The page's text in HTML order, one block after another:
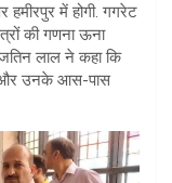
में होगी. गगरेट
की गणना ऊना
लाल ने कहा कि
और उनके आस-पास